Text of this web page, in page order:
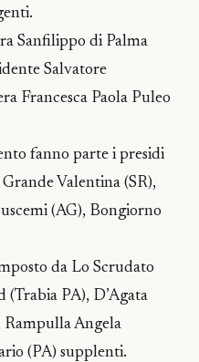
Sanfilippo di Palma
Salvatore
Francesca Paola Puleo
fanno parte i presidi
Valentina (SR),
(AG), Bongiorno
da Lo Scrudato
PA), D’Agata
Angela
(PA) supplenti.